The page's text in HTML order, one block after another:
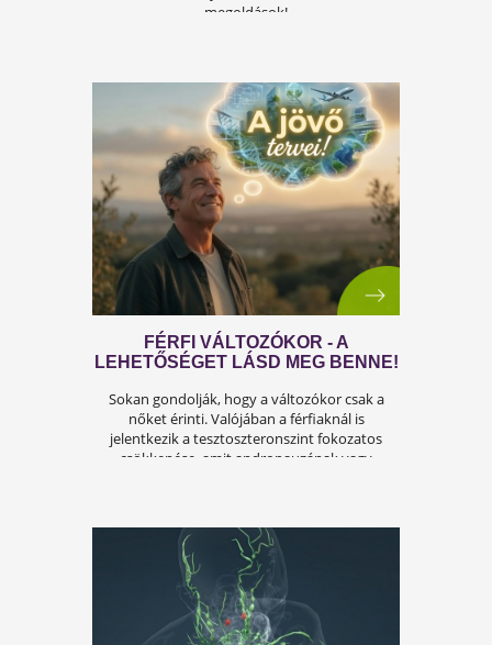
A FÉRFIASSÁG PROBLÉMÁJA:
OKAI, TÜNETEI ÉS LEHETSÉGES
MEGOLDÁSAI
A férfiasság, vagy más néven a szexuális
teljesítmény, sok férfi számára központi
az életben. Nem csupán a testi egészséget,